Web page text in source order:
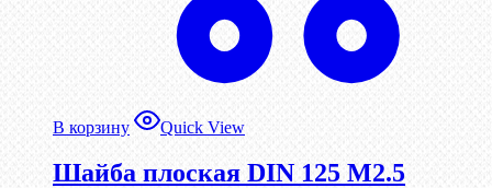
В корзину Quick View
Шайба плоская DIN 125 М2.5